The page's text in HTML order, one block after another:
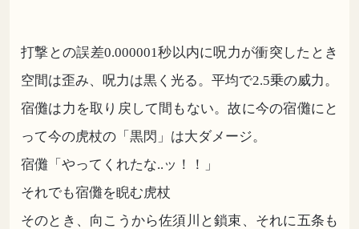
打撃との誤差0.000001秒以内に呪力が衝突したとき
空間は歪み、呪力は黒く光る。平均で2.5乗の威力。
宿儺は力を取り戻して間もない。故に今の宿儺にと
って今の虎杖の「黒閃」は大ダメージ。
宿儺「やってくれたな..ッ！！」
それでも宿儺を睨む虎杖
そのとき、向こうから佐須川と鎖束、それに五条も